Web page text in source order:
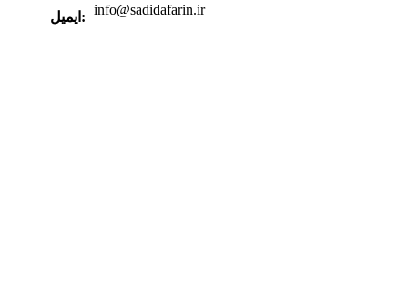
ایمیل: info@sadidafarin.ir